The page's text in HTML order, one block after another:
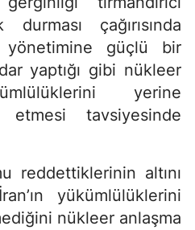
çağırısında
yönetimine güçlü bir
yaptığı gibi nükleer
yerine
tavsiyesinde
reddettiklerinin altını
yükümlülüklerini
nükleer anlaşma